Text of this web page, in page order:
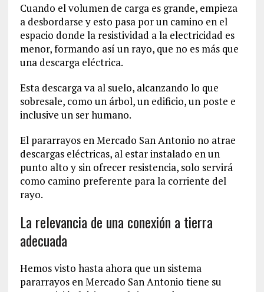
Cuando el volumen de carga es grande, empieza
a desbordarse y esto pasa por un camino en el
espacio donde la resistividad a la electricidad es
menor, formando así un rayo, que no es más que
una descarga eléctrica.
Esta descarga va al suelo, alcanzando lo que
sobresale, como un árbol, un edificio, un poste e
inclusive un ser humano.
El pararrayos en Mercado San Antonio no atrae
descargas eléctricas, al estar instalado en un
punto alto y sin ofrecer resistencia, solo servirá
como camino preferente para la corriente del
rayo.
La relevancia de una conexión a tierra
adecuada
Hemos visto hasta ahora que un sistema
pararrayos en Mercado San Antonio tiene su